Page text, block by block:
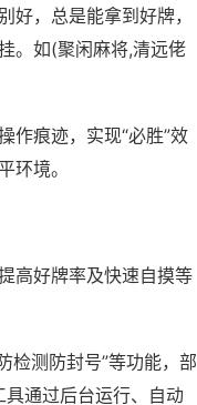
，总是能拿到好牌，
。如(聚闲麻将,清远佬
作痕迹，实现“必胜”效
环境。
高好牌率及快速自摸等
检测防封号”等功能，部
具通过后台运行、自动